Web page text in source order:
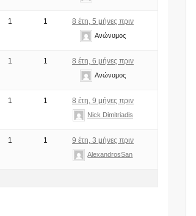
1 1 8 έτη, 5 μήνες πριν
Ανώνυμος
1 1 8 έτη, 6 μήνες πριν
Ανώνυμος
1 1 8 έτη, 9 μήνες πριν
Nick Dimitriadis
1 1 9 έτη, 3 μήνες πριν
AlexandrosSan